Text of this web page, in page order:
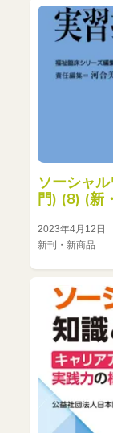
ソーシャ
門) (8) (新
2023年4月12日
新刊・新商品